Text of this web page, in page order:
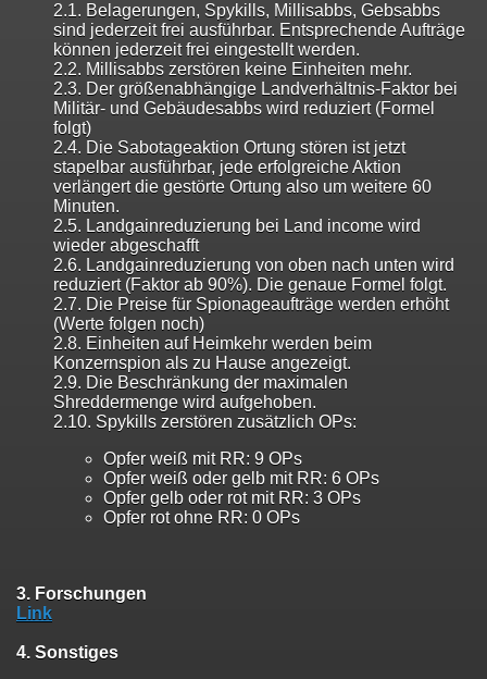
2.1. Belagerungen, Spykills, Millisabbs, Gebsabbs
sind jederzeit frei ausführbar. Entsprechende Aufträge
können jederzeit frei eingestellt werden.
2.2. Millisabbs zerstören keine Einheiten mehr.
2.3. Der größenabhängige Landverhältnis-Faktor bei
Militär- und Gebäudesabbs wird reduziert (Formel
folgt)
2.4. Die Sabotageaktion Ortung stören ist jetzt
stapelbar ausführbar, jede erfolgreiche Aktion
verlängert die gestörte Ortung also um weitere 60
Minuten.
2.5. Landgainreduzierung bei Land income wird
wieder abgeschafft
2.6. Landgainreduzierung von oben nach unten wird
reduziert (Faktor ab 90%). Die genaue Formel folgt.
2.7. Die Preise für Spionageaufträge werden erhöht
(Werte folgen noch)
2.8. Einheiten auf Heimkehr werden beim
Konzernspion als zu Hause angezeigt.
2.9. Die Beschränkung der maximalen
Shreddermenge wird aufgehoben.
2.10. Spykills zerstören zusätzlich OPs:
Opfer weiß mit RR: 9 OPs
Opfer weiß oder gelb mit RR: 6 OPs
Opfer gelb oder rot mit RR: 3 OPs
Opfer rot ohne RR: 0 OPs
3. Forschungen
Link
4. Sonstiges